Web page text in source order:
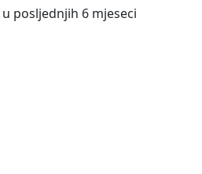
u posljednjih 6 mjeseci